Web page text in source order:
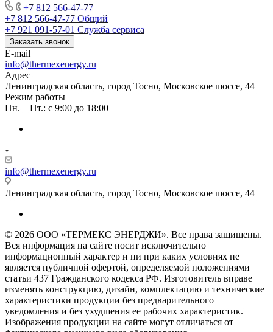
+7 812 566-47-77
+7 812 566-47-77 Общий
+7 921 091-57-01 Служба сервиса
Заказать звонок
E-mail
info@thermexenergy.ru
Адрес
Ленинградская область, город Тосно, Московское шоссе, 44
Режим работы
Пн. – Пт.: с 9:00 до 18:00
info@thermexenergy.ru
Ленинградская область, город Тосно, Московское шоссе, 44
© 2026 ООО «ТЕРМЕКС ЭНЕРДЖИ». Все права защищены.
Вся информация на сайте носит исключительно
информационный характер и ни при каких условиях не
является публичной офертой, определяемой положениями
статьи 437 Гражданского кодекса РФ. Изготовитель вправе
изменять конструкцию, дизайн, комплектацию и технические
характеристики продукции без предварительного
уведомления и без ухудшения ее рабочих характеристик.
Изображения продукции на сайте могут отличаться от